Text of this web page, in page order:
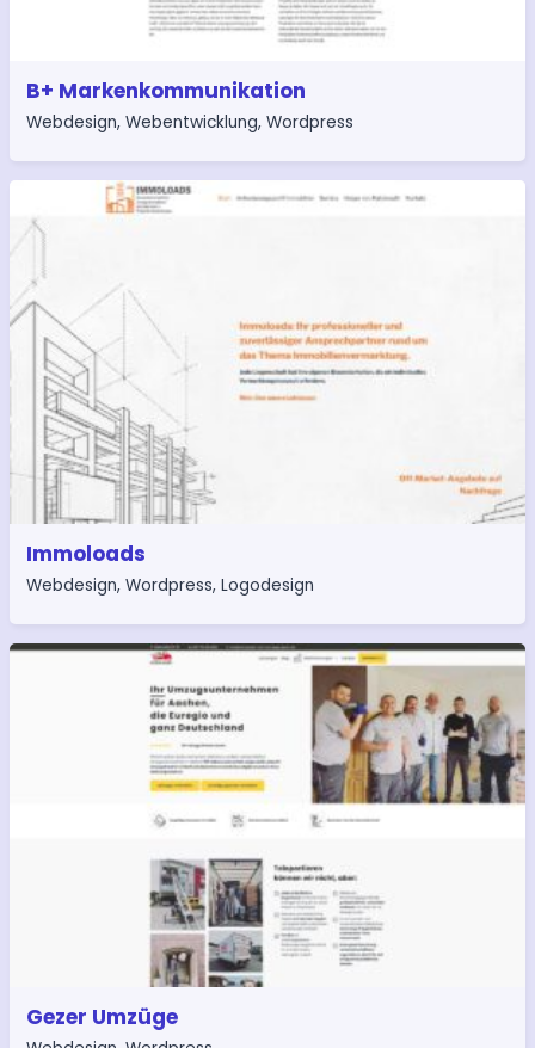
B+ Markenkommunikation
Webdesign, Webentwicklung, Wordpress
Immoloads
Webdesign, Wordpress, Logodesign
Gezer Umzüge